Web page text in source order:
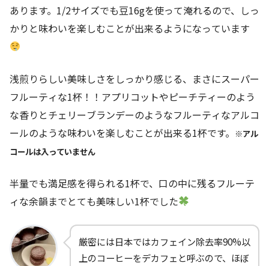
あります。1/2サイズでも豆16gを使って淹れるので、しっ
かりと味わいを楽しむことが出来るようになっています
浅煎りらしい美味しさをしっかり感じる、まさにスーパー
フルーティな1杯！！アプリコットやピーチティーのよう
な香りとチェリーブランデーのようなフルーティなアルコ
ールのような味わいを楽しむことが出来る1杯です。
※アル
コールは入っていません
半量でも満足感を得られる1杯で、口の中に残るフルーテ
ィな余韻までとても美味しい1杯でした
厳密には日本ではカフェイン除去率90%以
上のコーヒーをデカフェと呼ぶので、ほぼ